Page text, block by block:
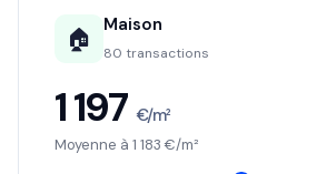
🏠 Maison
80 transactions
1 197 €/m²
Moyenne à 1 183 €/m²